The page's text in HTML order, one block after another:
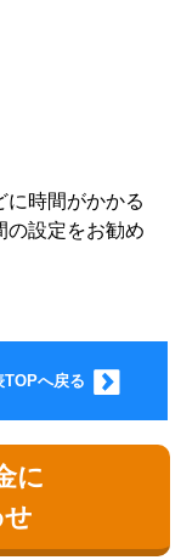
時間がかかる
の設定をお勧め
TOPへ戻る
に